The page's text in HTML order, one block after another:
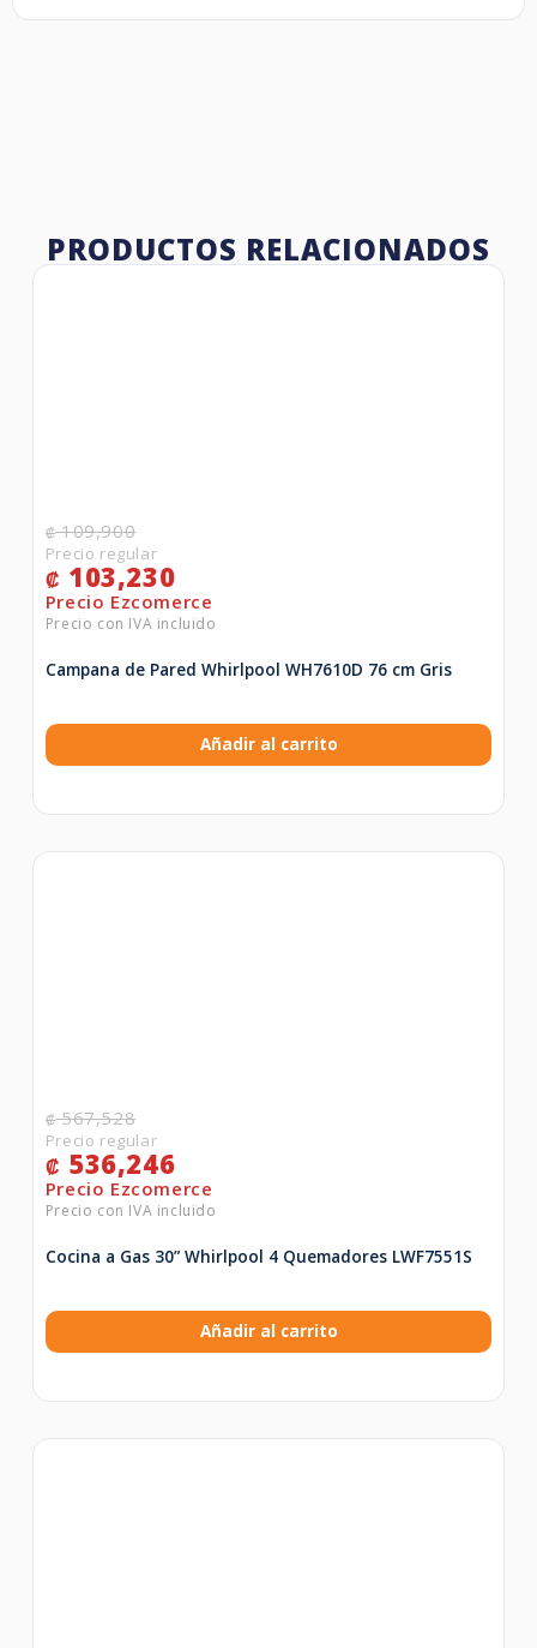
PRODUCTOS RELACIONADOS
₡109,900
₡ 103,230
Campana de Pared Whirlpool WH7610D 76 cm Gris
Añadir al carrito
₡567,528
₡ 536,246
Cocina a Gas 30” Whirlpool 4 Quemadores LWF7551S
Añadir al carrito